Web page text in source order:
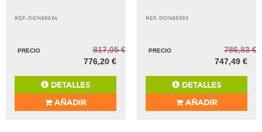
REF: DO1458634
PRECIO
817,05 €
776,20 €
DETALLES
AÑADIR
REF: DO1458393
PRECIO
786,83 €
747,49 €
DETALLES
AÑADIR